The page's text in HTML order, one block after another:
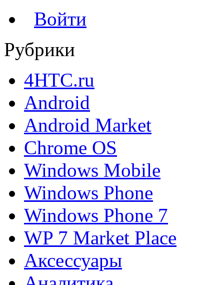
Войти
Рубрики
4HTC.ru
Android
Android Market
Chrome OS
Windows Mobile
Windows Phone
Windows Phone 7
WP 7 Market Place
Аксессуары